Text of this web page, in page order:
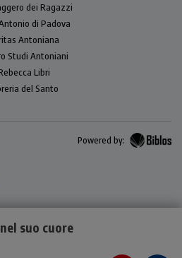
suo cuore
dei Ragazzi
di Padova
Antoniana
Studi Antoniani
Libri
del Santo
Powered by: